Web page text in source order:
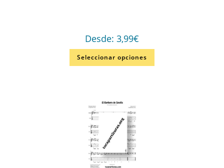
Desde: 3,99€
Seleccionar opciones